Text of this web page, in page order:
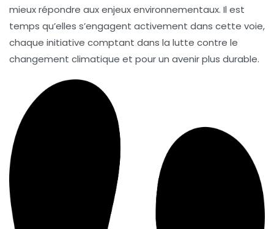
mieux répondre aux enjeux environnementaux. Il est
temps qu’elles s’engagent activement dans cette voie,
chaque initiative comptant dans la lutte contre le
changement climatique et pour un avenir plus durable.